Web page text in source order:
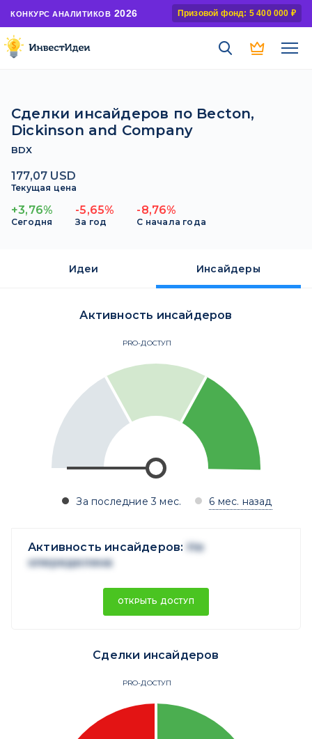
КОНКУРС АНАЛИТИКОВ 2026 Призовой фонд: 5 400 000 ₽
Сделки инсайдеров по Becton,
Dickinson and Company
BDX
177,07 USD
Текущая цена
+3,76%
Сегодня
-5,65%
За год
-8,76%
С начала года
Идеи Инсайдеры
Активность инсайдеров
PRO-ДОСТУП
За последние 3 мес. 6 мес. назад
Активность инсайдеров: Не
опеределена
ОТКРЫТЬ ДОСТУП
Сделки инсайдеров
PRO-ДОСТУП